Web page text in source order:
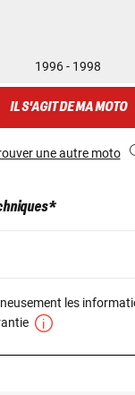
1996 - 1998
IL S'AGIT DE MA MOTO
une autre moto
*
les